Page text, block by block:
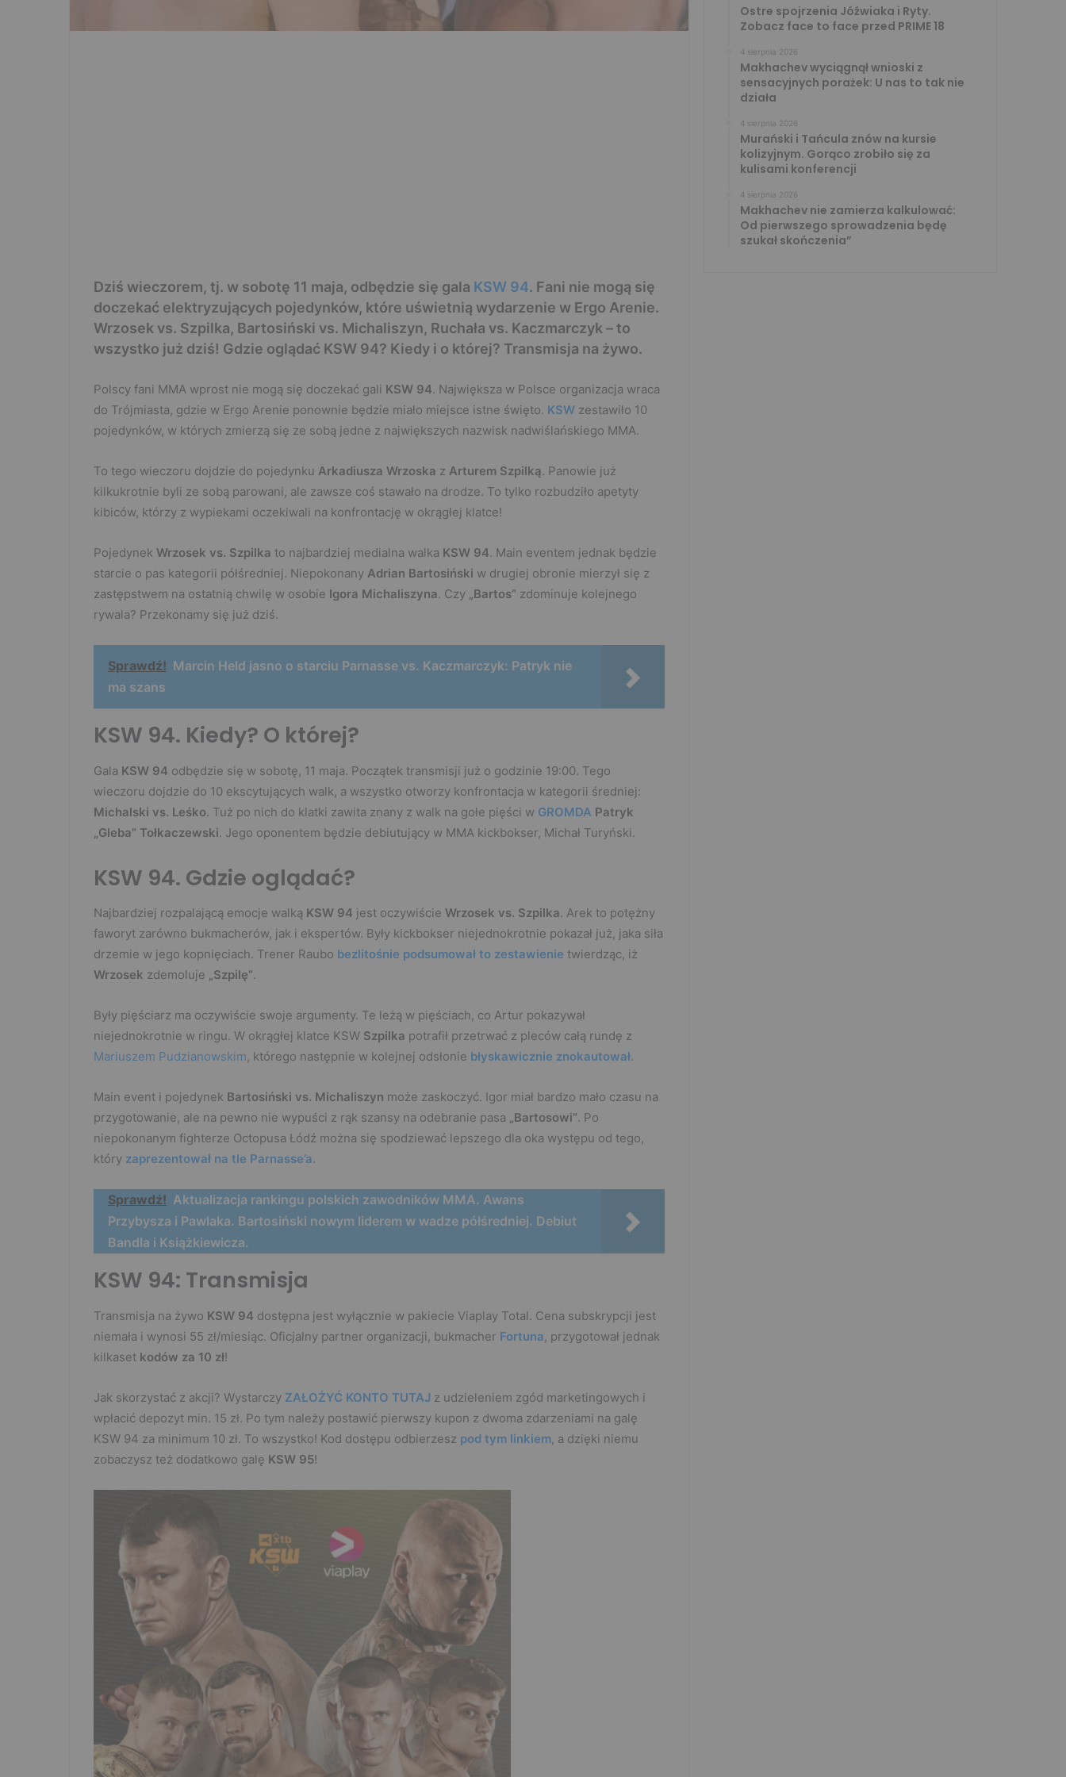
Dziś wieczorem, tj. w sobotę 11 maja, odbędzie się gala KSW 94. Fani nie mogą się
doczekać elektryzujących pojedynków, które uświetnią wydarzenie w Ergo Arenie.
Wrzosek vs. Szpilka, Bartosiński vs. Michaliszyn, Ruchała vs. Kaczmarczyk – to
wszystko już dziś! Gdzie oglądać KSW 94? Kiedy i o której? Transmisja na żywo.
Polscy fani MMA wprost nie mogą się doczekać gali KSW 94. Największa w Polsce organizacja wraca
do Trójmiasta, gdzie w Ergo Arenie ponownie będzie miało miejsce istne święto. KSW zestawiło 10
pojedynków, w których zmierzą się ze sobą jedne z największych nazwisk nadwiślańskiego MMA.
To tego wieczoru dojdzie do pojedynku Arkadiusza Wrzoska z Arturem Szpilką. Panowie już
kilkukrotnie byli ze sobą parowani, ale zawsze coś stawało na drodze. To tylko rozbudziło apetyty
kibiców, którzy z wypiekami oczekiwali na konfrontację w okrągłej klatce!
Pojedynek Wrzosek vs. Szpilka to najbardziej medialna walka KSW 94. Main eventem jednak będzie
starcie o pas kategorii półśredniej. Niepokonany Adrian Bartosiński w drugiej obronie mierzył się z
zastępstwem na ostatnią chwilę w osobie Igora Michaliszyna. Czy „Bartos” zdominuje kolejnego
rywala? Przekonamy się już dziś.
Sprawdź! Marcin Held jasno o starciu Parnasse vs. Kaczmarczyk: Patryk nie
ma szans
KSW 94. Kiedy? O której?
Gala KSW 94 odbędzie się w sobotę, 11 maja. Początek transmisji już o godzinie 19:00. Tego
wieczoru dojdzie do 10 ekscytujących walk, a wszystko otworzy konfrontacja w kategorii średniej:
Michalski vs. Leśko. Tuż po nich do klatki zawita znany z walk na gołe pięści w GROMDA Patryk
„Gleba” Tołkaczewski. Jego oponentem będzie debiutujący w MMA kickbokser, Michał Turyński.
KSW 94. Gdzie oglądać?
Najbardziej rozpalającą emocje walką KSW 94 jest oczywiście Wrzosek vs. Szpilka. Arek to potężny
faworyt zarówno bukmacherów, jak i ekspertów. Były kickbokser niejednokrotnie pokazał już, jaka siła
drzemie w jego kopnięciach. Trener Raubo bezlitośnie podsumował to zestawienie twierdząc, iż
Wrzosek zdemoluje „Szpilę”.
Były pięściarz ma oczywiście swoje argumenty. Te leżą w pięściach, co Artur pokazywał
niejednokrotnie w ringu. W okrągłej klatce KSW Szpilka potrafił przetrwać z pleców całą rundę z
Mariuszem Pudzianowskim, którego następnie w kolejnej odsłonie błyskawicznie znokautował.
Main event i pojedynek Bartosiński vs. Michaliszyn może zaskoczyć. Igor miał bardzo mało czasu na
przygotowanie, ale na pewno nie wypuści z rąk szansy na odebranie pasa „Bartosowi”. Po
niepokonanym fighterze Octopusa Łódź można się spodziewać lepszego dla oka występu od tego,
który zaprezentował na tle Parnasse’a.
Sprawdź! Aktualizacja rankingu polskich zawodników MMA. Awans
Przybysza i Pawlaka. Bartosiński nowym liderem w wadze półśredniej. Debiut
Bandla i Książkiewicza.
KSW 94: Transmisja
Transmisja na żywo KSW 94 dostępna jest wyłącznie w pakiecie Viaplay Total. Cena subskrypcji jest
niemała i wynosi 55 zł/miesiąc. Oficjalny partner organizacji, bukmacher Fortuna, przygotował jednak
kilkaset kodów za 10 zł!
Jak skorzystać z akcji? Wystarczy ZAŁOŻYĆ KONTO TUTAJ z udzieleniem zgód marketingowych i
wpłacić depozyt min. 15 zł. Po tym należy postawić pierwszy kupon z dwoma zdarzeniami na galę
KSW 94 za minimum 10 zł. To wszystko! Kod dostępu odbierzesz pod tym linkiem, a dzięki niemu
zobaczysz też dodatkowo galę KSW 95!
Ostre spojrzenia Jóźwiaka i Ryty.
Zobacz face to face przed PRIME 18
4 sierpnia 2026
Makhachev wyciągnął wnioski z
sensacyjnych porażek: U nas to tak nie
działa
4 sierpnia 2026
Murański i Tańcula znów na kursie
kolizyjnym. Gorąco zrobiło się za
kulisami konferencji
4 sierpnia 2026
Makhachev nie zamierza kalkulować:
Od pierwszego sprowadzenia będę
szukał skończenia”